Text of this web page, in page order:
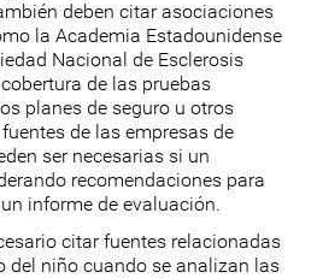
deben citar asociaciones
la Academia Estadounidense
Nacional de Esclerosis
de las pruebas
planes de seguro u otros
de las empresas de
ser necesarias si un
recomendaciones para
informe de evaluación.
citar fuentes relacionadas
del niño cuando se analizan las